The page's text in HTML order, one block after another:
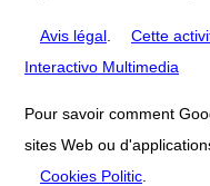
Avis légal
Cette
Interactivo Multimedia
Pour savoir comment
sites Web ou
Cookies Politic